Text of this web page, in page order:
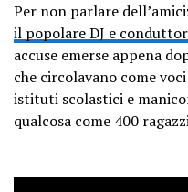
Per non parlare
il popolare DJ e
accuse emerse appena
che circolavano come
istituti scolastici e
qualcosa come 400